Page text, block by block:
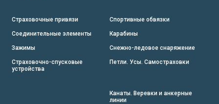
Страховочные привязи
Соединительные элементы
Зажимы
Страховочно-спусковые
устройства
Спортивные обвязки
Карабины
Снежно-ледовое снаряжение
Петли. Усы. Самостраховки
Канаты. Веревки и анкерные
линии